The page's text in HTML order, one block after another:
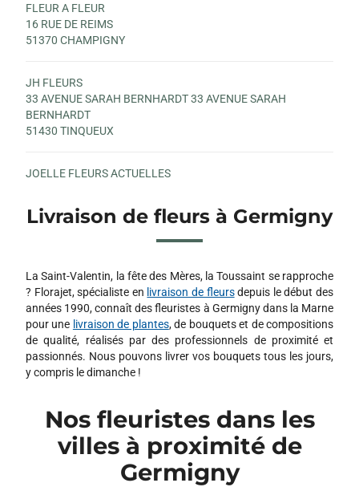
FLEUR A FLEUR
16 RUE DE REIMS
51370 CHAMPIGNY
JH FLEURS
33 AVENUE SARAH BERNHARDT 33 AVENUE SARAH
BERNHARDT
51430 TINQUEUX
JOELLE FLEURS ACTUELLES
51430 TINQUEUX
Livraison de fleurs à Germigny
La Saint-Valentin, la fête des Mères, la Toussaint se rapproche
? Florajet, spécialiste en livraison de fleursdepuis le début des
années 1990, connaît des fleuristes à Germigny dans la Marne
pour une livraison de plantes, de bouquets et de compositions
de qualité, réalisés par des professionnels de proximité et
passionnés. Nous pouvons livrer vos bouquets tous les jours,
y compris le dimanche !
Nos fleuristes dans les
villes à proximité de
Germigny